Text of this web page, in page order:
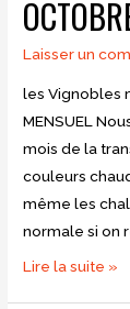
#10
Laisser un
les Vignobles
MENSUEL
mois de la
couleurs
même les
normale si on
Octobre
Lire la suite »